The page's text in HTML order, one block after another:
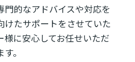
を確実に回収し、オーナー
報告書の送付を確実に行い
門的なアドバイスや対応を
けたサポートをさせていた
様に安心してお任せいただ
。